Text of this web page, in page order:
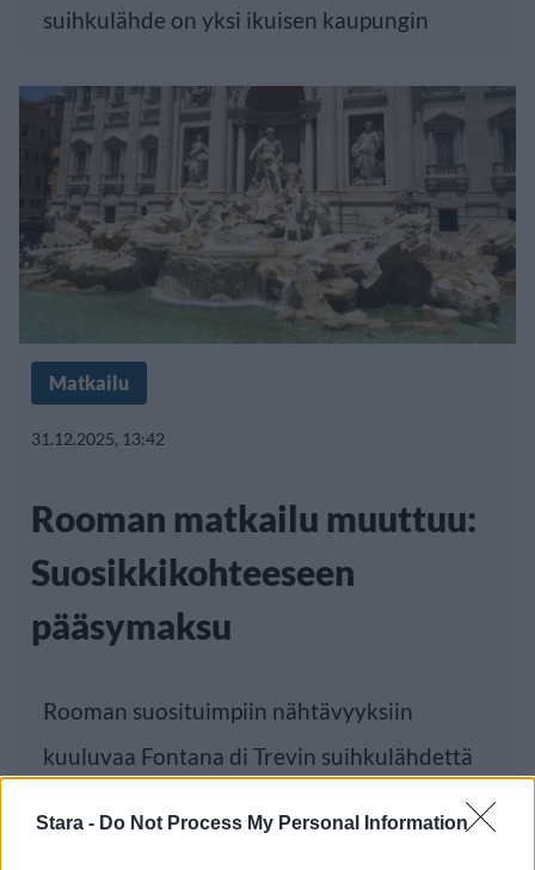
Stara - Do Not Process My Personal Information
suihkulähde on yksi ikuisen kaupungin
Matkailu
31.12.2025, 13:42
Rooman matkailu muuttuu:
Suosikkikohteeseen
pääsymaksu
Rooman suosituimpiin nähtävyyksiin
kuuluvaa Fontana di Trevin suihkulähdettä